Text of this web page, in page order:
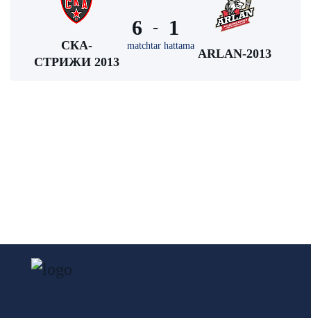
СКА-
СТРИЖИ 2013
6 -
matchtar hattama
1
ARLAN-2013